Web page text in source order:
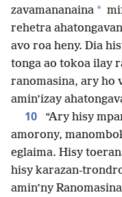
zavamananaina *
rehetra
avo roa heny. Dia
tonga ao tokoa ilay
ranomasina, ary ho
amin’izay
10
“Ary hisy
amorony,
eglaima. Hisy
hisy karazan-
amin’ny